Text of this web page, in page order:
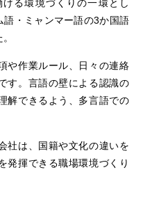
る環境づくりの一環とし
・ミャンマー語の3か国語
や作業ルール、日々の連絡
す。言語の壁による認識の
解できるよう、多言語での
社は、国籍や文化の違いを
発揮できる職場環境づくり